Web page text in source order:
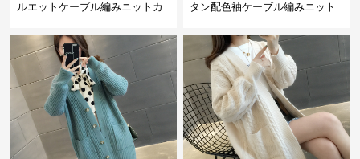
ルエットケーブル編みニットカ
タン配色袖ケーブル編みニット